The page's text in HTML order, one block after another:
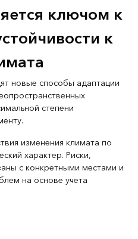
ключом к
к
новые способы адаптации
степени
изменения климата по
характер. Риски,
с конкретными местами и
на основе учета